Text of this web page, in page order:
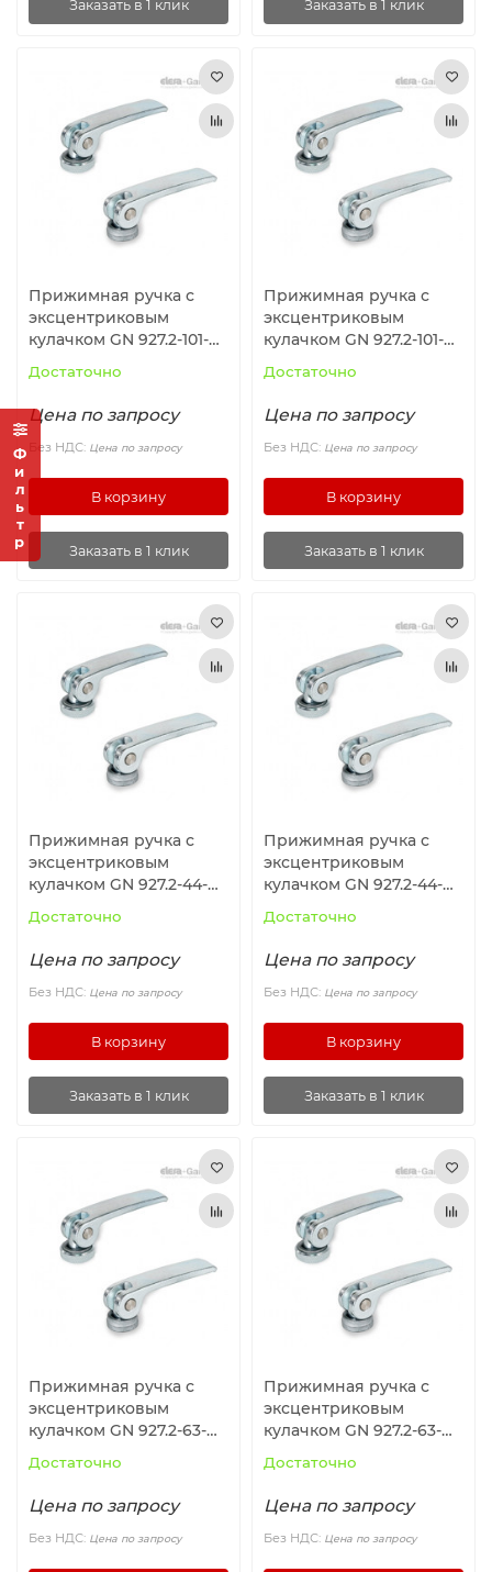
Фильтр
Заказать в 1 клик Заказать в 1 клик
Прижимная ручка с
эксцентриковым
кулачком GN 927.2-101-
Достаточно
Цена по запросу
Без НДС: Цена по запросу
В корзину
Заказать в 1 клик
Прижимная ручка с
эксцентриковым
кулачком GN 927.2-101-
Достаточно
Цена по запросу
Без НДС: Цена по запросу
В корзину
Заказать в 1 клик
Прижимная ручка с
эксцентриковым
кулачком GN 927.2-44-
Достаточно
Цена по запросу
Без НДС: Цена по запросу
В корзину
Заказать в 1 клик
Прижимная ручка с
эксцентриковым
кулачком GN 927.2-44-
Достаточно
Цена по запросу
Без НДС: Цена по запросу
В корзину
Заказать в 1 клик
Прижимная ручка с
эксцентриковым
кулачком GN 927.2-63-
Достаточно
Цена по запросу
Без НДС: Цена по запросу
Прижимная ручка с
эксцентриковым
кулачком GN 927.2-63-
Достаточно
Цена по запросу
Без НДС: Цена по запросу